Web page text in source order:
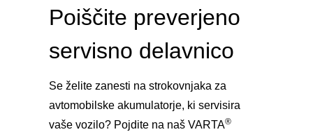
Poiščite preverjeno
servisno delavnico
Se želite zanesti na strokovnjaka za
avtomobilske akumulatorje, ki servisira
vaše vozilo? Pojdite na naš VARTA®